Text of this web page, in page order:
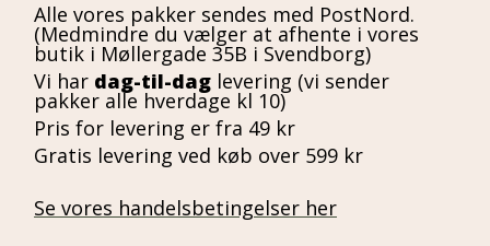
Alle vores pakker sendes med PostNord.
(Medmindre du vælger at afhente i vores
butik i Møllergade 35B i Svendborg)
Vi har dag-til-dag levering (vi sender
pakker alle hverdage kl 10)
Pris for levering er fra 49 kr
Gratis levering ved køb over 599 kr
Se vores handelsbetingelser her